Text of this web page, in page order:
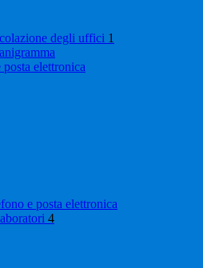
degli uffici 1
elettronica
e posta elettronica
4